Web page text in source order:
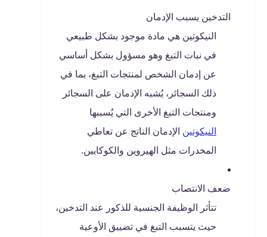
التدخين يسبب الإدمان
النيكوتين هي مادة موجود بشكل طبيعي
في نبات التبغ وهو مسؤول بشكل أساسي
عن إدمان الشخص لمنتجات التبغ، بما في
ذلك السجائر، يُشبه الإدمان على السجائر
ومنتجات التبغ الأخرى التي يُسببها
النيكوتين الإدمان الناتج عن تعاطي
المخدرات مثل الهيروين والكوكايين.
ضعف الانتصاب
تتأثر الوظيفة الجنسية للذكور عند التدخين،
حيث يتسبب التبغ في تضييق الأوعية